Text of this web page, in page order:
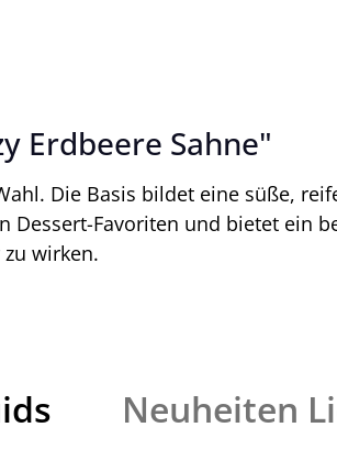
Erdbeere Sahne"
Die Basis bildet eine süße,
Favoriten und bietet ein
wirken.
Neuheiten